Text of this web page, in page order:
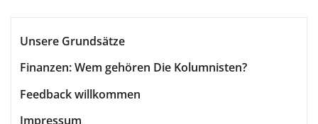
Beiträge
Unsere Grundsätze
Finanzen: Wem gehören Die Kolumnisten?
Feedback willkommen
Impressum